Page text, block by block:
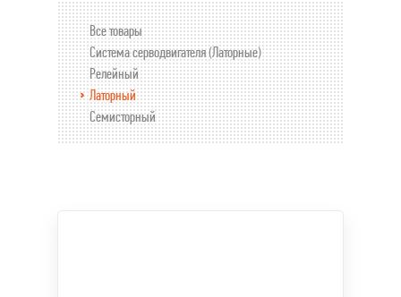
Все товары
Система серводвигателя (Латорные)
Релейный
Латорный
Семисторный